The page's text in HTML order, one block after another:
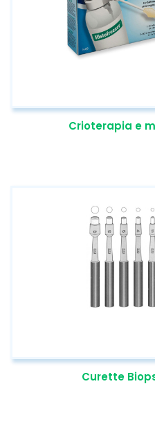
Crioterapia e
Curette